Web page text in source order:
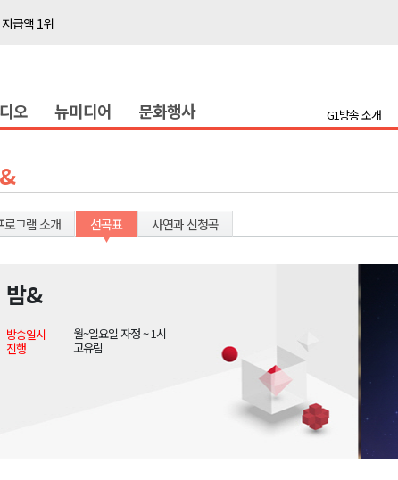
급액 1위
직위해제 촉구
지원 접수
집중 단속
질환 유의해야"
급액 1위
"
담은 백서 발간
오 뉴미디어 문화행사 G1방송 소개
로그램 소개 선곡표 사연과 신청곡
밤&
방송일시
월~일요일 자정 ~ 1시
진행
고유림